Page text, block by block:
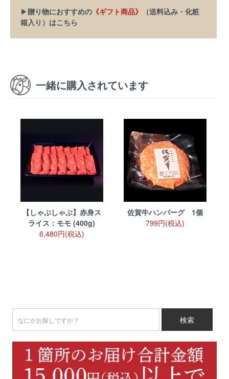
▶ 贈り物におすすめの 《ギフト商品》
（送料込み・化粧
箱入り）はこちら
一緒に購入されています
【しゃぶしゃぶ】赤身ス
ライス：モモ (400g)
6,480円(税込)
佐賀牛ハンバーグ 1個
799円(税込)
検索